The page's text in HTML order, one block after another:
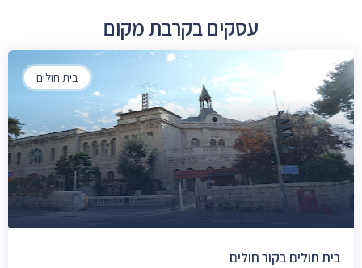
עסקים בקרבת מקום
בית חולים
בית חולים בקור חולים